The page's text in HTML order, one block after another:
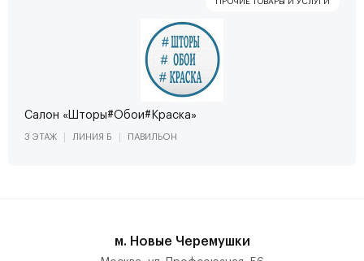
Салон «Шторы#Обои#Краска»
3 ЭТАЖ ЛИНИЯ Б ПАВИЛЬОН
м. Новые Черемушки